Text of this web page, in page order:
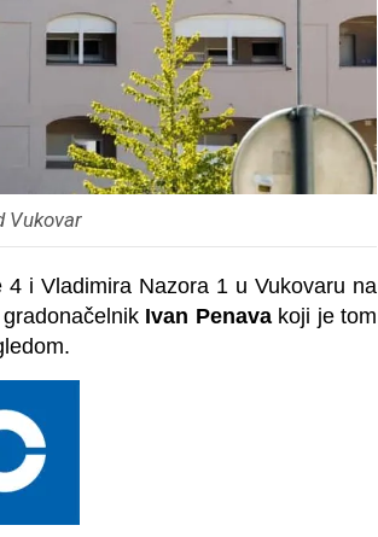
Vukovar
i Vladimira Nazora 1 u Vukovaru na
Ivan Penavakoji je tom